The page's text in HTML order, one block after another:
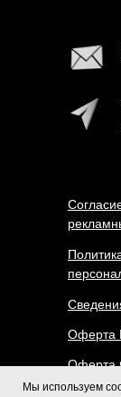
Мы используем